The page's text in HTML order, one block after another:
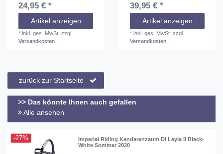
24,95 € *
Artikel anzeigen
*inkl. ges. MwSt. zzgl.
Versandkosten
39,95 € *
Artikel anzeigen
*inkl. ges. MwSt. zzgl.
Versandkosten
zurück zur Startseite
>> Das könnte Ihnen auch gefallen
Alle ansehen
-27%
Imperial Riding Kandarenzaum Di Layla II Black-
White Sommer 2020